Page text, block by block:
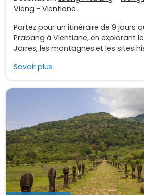
Vieng - Vientiane
Partez pour un itinéraire de 9 jours
Prabang à Vientiane, en explorant
Jarres, les montagnes et les sites
Savoir plus